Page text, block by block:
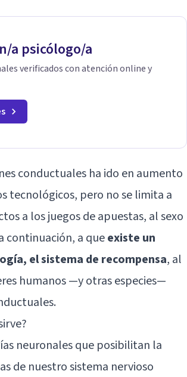
a psicólogo/a
verificados con atención online y
conductuales ha ido en aumento
tecnológicos, pero no se limita a
a los juegos de apuestas, al sexo
continuación, a queexiste un
elsistema de recompensa, al
humanos —y otras especies—
neuronales que posibilitan la
de nuestro sistema nervioso